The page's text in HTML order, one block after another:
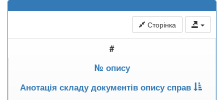
Сторінка
#
№ опису
Анотація складу документів опису справ